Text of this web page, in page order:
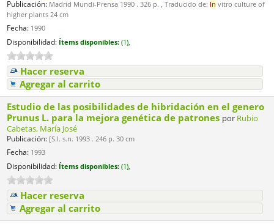
Publicación: Madrid Mundi-Prensa 1990 . 326 p. , Traducido de: In vitro culture of
higher plants 24 cm
Fecha: 1990
Disponibilidad: Ítems disponibles: (1),
Hacer reserva
Agregar al carrito
Estudio de las posibilidades de hibridación en el genero
Prunus L. para la mejora genética de patrones por Rubio
Cabetas, María José
Publicación: [S.l. s.n. 1993 . 246 p. 30 cm
Fecha: 1993
Disponibilidad: Ítems disponibles: (1),
Hacer reserva
Agregar al carrito